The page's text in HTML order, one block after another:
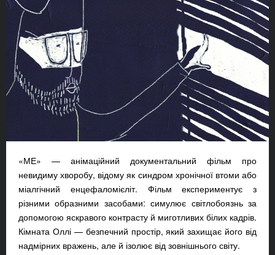
«МЕ» — анімаційний документальний фільм про
невидиму хворобу, відому як синдром хронічної втоми або
міалгічний енцефаломієліт. Фільм експериментує з
різними образними засобами: симулює світлобоязнь за
допомогою яскравого контрасту й миготливих білих кадрів.
Кімната Оллі — безпечний простір, який захищає його від
надмірних вражень, але й ізолює від зовнішнього світу.